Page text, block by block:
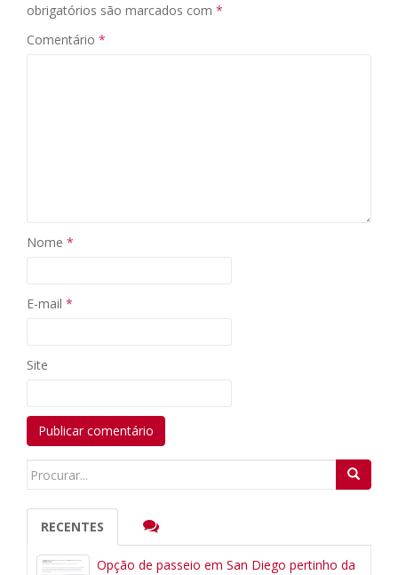
obrigatórios são marcados com *
Comentário *
Nome *
E-mail *
Site
Search
RECENTES
Opção de passeio em San Diego pertinho da